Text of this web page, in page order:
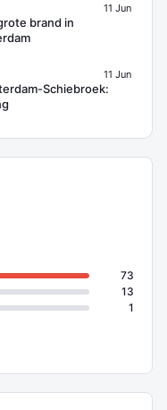
11 Jun
brand in
11 Jun
Schiebroek:
73
13
1